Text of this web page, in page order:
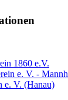
1860 e.V.
e. V. -
e. V. (Hanau)